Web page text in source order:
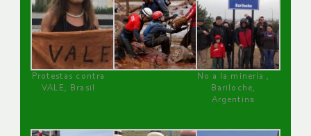
Protestas contra
VALE, Brasil
No a la minería ,
Bariloche,
Argentina